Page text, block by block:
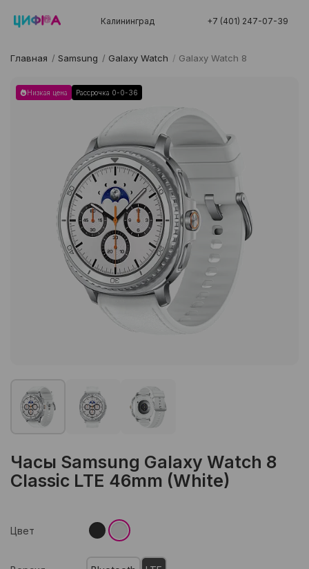
Калининград +7 (401) 247-07-39
Главная / Samsung / Galaxy Watch / Galaxy Watch 8
Низкая цена Рассрочка 0-0-36
Часы Samsung Galaxy Watch 8
Classic LTE 46mm (White)
Цвет